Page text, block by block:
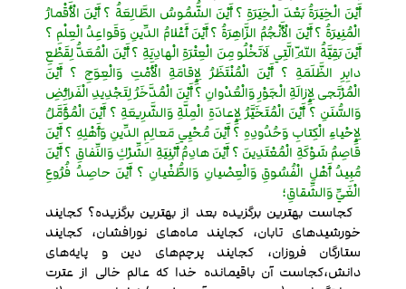
أَيْنَ الْخِيَرَةُ بَعْدَ الْخِيَرَةِ ؟ أَيْنَ الشُّمُوسُ الطَّالِعَةُ ؟ أَيْنَ الْأَقْمارُ
الْمُنِيرَةُ ؟ أَيْنَ الْأَنْجُمُ الزَّاهِرَةُ ؟ أَيْنَ أَعْلامُ الدِّينِ وَقَواعِدُ الْعِلْمِ ؟
أَيْنَ بَقِيَّةُ اللّهِ الَّتِي لَاتَخْلُو مِنَ الْعِتْرَةِ الْهادِيَةِ ؟ أَيْنَ الْمُعَدُّ لِقَطْعِ
دابِرِ الظَّلَمَةِ ؟ أَيْنَ الْمُنْتَظَرُ لِإِقامَةِ الْأَمْتِ وَالْعِوَجِ ؟ أَيْنَ
الْمُرْتَجى لِإِزالَةِ الْجَوْرِ وَالْعُدْوانِ ؟ أَيْنَ الْمُدَّخَرُ لِتَجْدِيدِ الْفَرائِضِ
وَالسُّنَنِ ؟ أَيْنَ الْمُتَخَيَّرُ لِإِعادَةِ الْمِلَّةِ وَالشَّرِيعَةِ ؟ أَيْنَ الْمُؤَمَّلُ
لِإِحْياءِ الْكِتابِ وَحُدُودِهِ ؟ أَيْنَ مُحْيِي مَعالِمِ الدِّينِ وَأَهْلِهِ ؟ أَيْنَ
قاصِمُ شَوْكَةِ الْمُعْتَدِينَ ؟ أَيْنَ هادِمُ أَبْنِيَةِ الشِّرْكِ وَالنِّفاقِ ؟ أَيْنَ
مُبِيدُ أَهْلِ الْفُسُوقِ وَالْعِصْيانِ وَالطُّغْيانِ ؟ أَيْنَ حاصِدُ فُرُوعِ
الْغَيِّ وَالشِّقاقِ؛
کجاست بهترین برگزیده بعد از بهترین برگزیده؟ کجایند
خورشیدهای تابان، کجایند ماه‌های نورافشان، کجایند
ستارگان فروزان، کجایند پرچم‌های دین و پایه‌های
دانش،کجاست آن باقیمانده خدا که عالم خالی از عترت